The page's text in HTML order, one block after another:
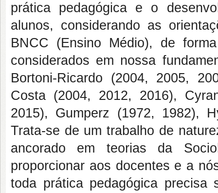
prática pedagógica e o
alunos, considerando as
BNCC (Ensino Médio), de
considerados em nossa
Bortoni-Ricardo (2004, 2005,
Costa (2004, 2012, 2016),
2015), Gumperz (1972, 1982),
Trata-se de um trabalho de
ancorado em teorias da
proporcionar aos docentes e a
toda prática pedagógica precisa